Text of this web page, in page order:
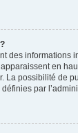
des informations
en
La possibilité de
par